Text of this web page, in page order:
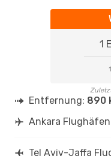
1
Entfernung: 890
Ankara Flughäfen
Tel Aviv-Jaffa